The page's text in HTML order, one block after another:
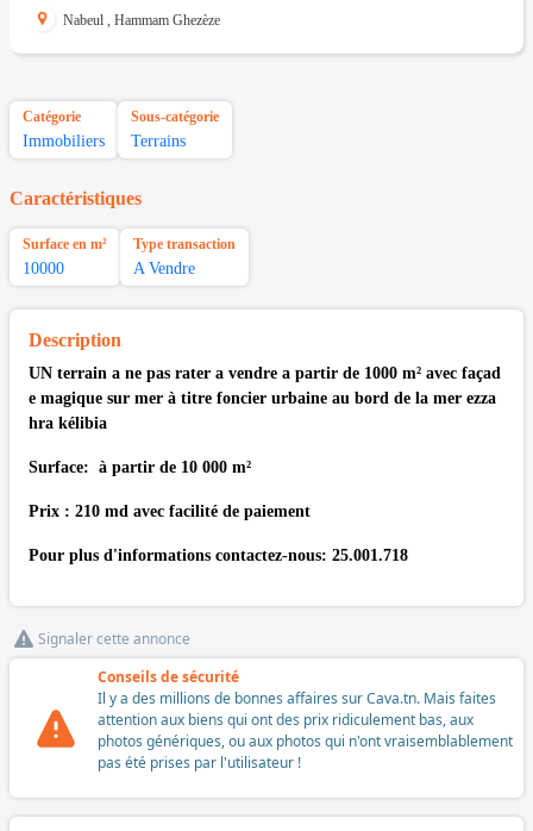
Nabeul , Hammam Ghezèze
Catégorie
Immobiliers
Sous-catégorie
Terrains
Caractéristiques
Surface en m²
10000
Type transaction
A Vendre
Description
UN terrain a ne pas rater a vendre a partir de 1000 m² avec façad
e magique sur mer à titre foncier urbaine au bord de la mer ezza
hra kélibia
Surface: à partir de 10 000 m²
Prix : 210 md avec facilité de paiement
Pour plus d'informations contactez-nous: 25.001.718
Signaler cette annonce
Conseils de sécurité
Il y a des millions de bonnes affaires sur Cava.tn. Mais faites
attention aux biens qui ont des prix ridiculement bas, aux
photos génériques, ou aux photos qui n'ont vraisemblablement
pas été prises par l'utilisateur !